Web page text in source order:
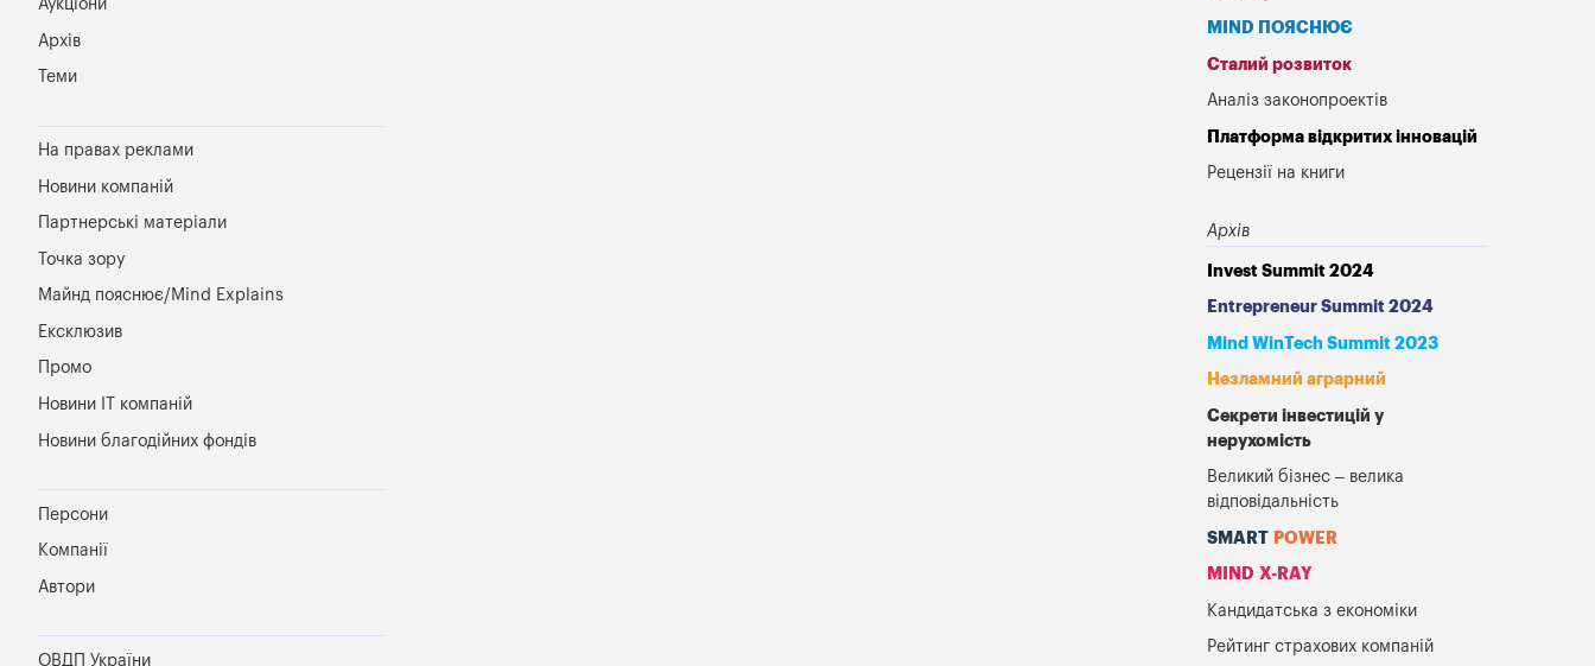
Аукціони
Архів
Теми
На правах реклами
Новини компаній
Партнерські матеріали
Точка зору
Майнд пояснює/Mind Explains
Ексклюзив
Промо
Новини IT компаній
Новини благодійних фондів
Персони
Компанії
Автори
ОВДП України
MIND ПОЯСНЮЄ
Сталий розвиток
Аналіз законопроектів
Платформа відкритих інновацій
Рецензії на книги
Архів
Invest Summit 2024
Entrepreneur Summit 2024
Mind WinTech Summit 2023
Незламний аграрний
Секрети інвестицій у
нерухомість
Великий бізнес – велика
відповідальність
SMART POWER
MIND X-RAY
Кандидатська з економіки
Рейтинг страхових компаній